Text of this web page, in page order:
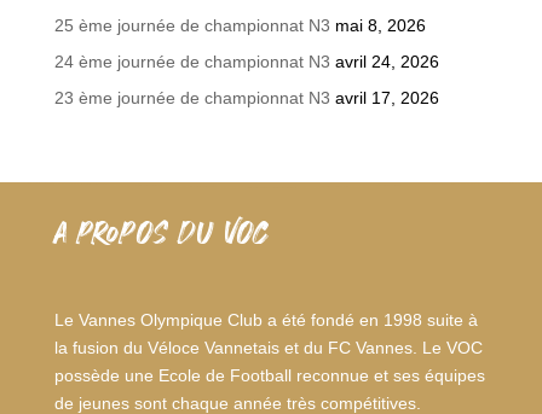
25 ème journée de championnat N3 mai 8, 2026
24 ème journée de championnat N3 avril 24, 2026
23 ème journée de championnat N3 avril 17, 2026
A PROPOS DU VOC
Le Vannes Olympique Club a été fondé en 1998 suite à
la fusion du Véloce Vannetais et du FC Vannes. Le VOC
possède une Ecole de Football reconnue et ses équipes
de jeunes sont chaque année très compétitives.